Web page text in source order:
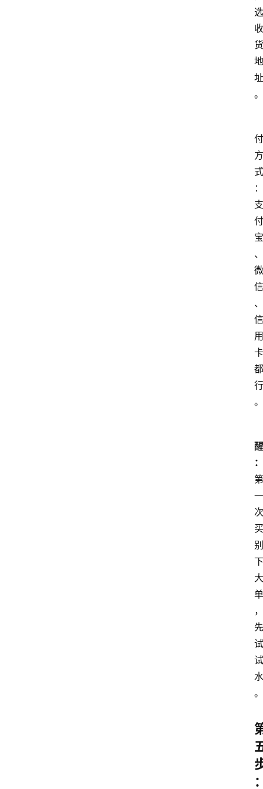
选
收
货
地
址
。
付
方
式
：
支
付
宝
、
微
信
、
信
用
卡
都
行
。
醒
：
第
一
次
买
别
下
大
单
，
先
试
试
水
。